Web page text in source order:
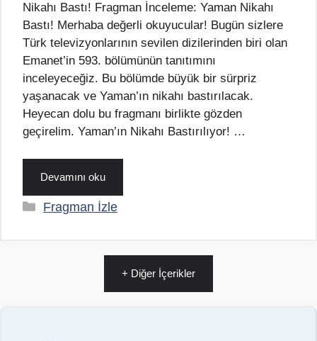
Nikahı Bastı! Fragman İnceleme: Yaman Nikahı
Bastı! Merhaba değerli okuyucular! Bugün sizlere
Türk televizyonlarının sevilen dizilerinden biri olan
Emanet’in 593. bölümünün tanıtımını
inceleyeceğiz. Bu bölümde büyük bir sürpriz
yaşanacak ve Yaman’ın nikahı bastırılacak.
Heyecan dolu bu fragmanı birlikte gözden
geçirelim. Yaman’ın Nikahı Bastırılıyor! …
Devamını oku
Kategoriler
Fragman İzle
+ Diğer İçerikler